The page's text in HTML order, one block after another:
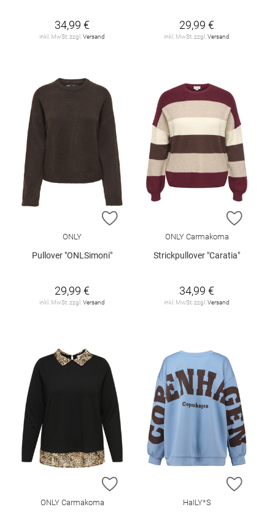
34,99 €
inkl. MwSt. zzgl. Versand
29,99 €
inkl. MwSt. zzgl. Versand
ZUR WUNSCHLISTE HINZUFÜGEN
ONLY
Pullover "ONLSimoni"
29,99 €
inkl. MwSt. zzgl. Versand
ZUR
ONLY Carmakoma
Strickpullover "Caratia"
34,99 €
inkl. MwSt. zzgl. Versand
ZUR WUNSCHLISTE HINZUFÜGEN
ONLY Carmakoma
ZUR
HaILY*S